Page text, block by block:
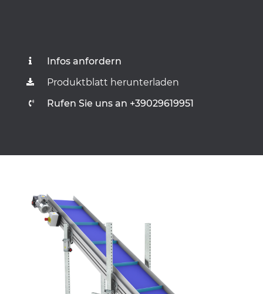
Infos anfordern
Produktblatt herunterladen
Rufen Sie uns an +39029619951